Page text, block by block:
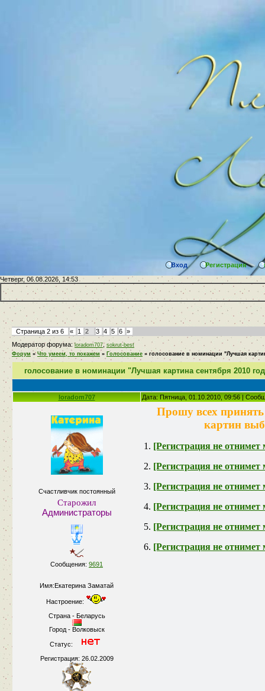
Регистрация
Вход
Четверг, 06.08.2026, 14:53
Страница 2 из 6 « 1 2 3 4 5 6 »
Модератор форума: loradom707, sokrut-best
Форум » Что умеем, то покажем » Голосование » голосование в номинации "Лучшая
голосование в номинации "Лучшая картина сентября 2010
loradom707 Дата: Пятница, 01.10.2010, 09:56 |
Счастливчик постоянный
Старожил
Администраторы
Сообщения: 9691
Имя:Екатерина Заматай
Настроение:
Страна - Беларусь
Город - Волковыск
Статус:
Регистрация: 26.02.2009
Прошу всех принять
картин
1. [Регистрация не отнимет
2. [Регистрация не отнимет
3. [Регистрация не отнимет
4. [Регистрация не отнимет
5. [Регистрация не отнимет
6. [Регистрация не отнимет